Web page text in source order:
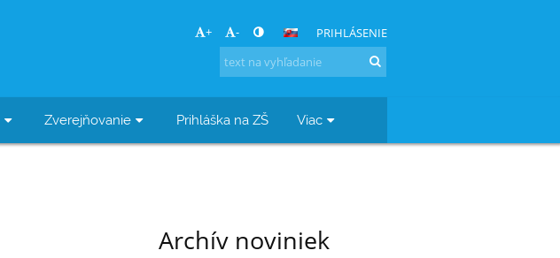
+ - PRIHLÁSENIE
Zverejňovanie Prihláška na ZŠ Viac
Archív noviniek